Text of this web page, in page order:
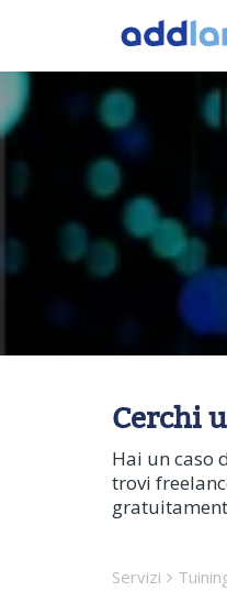
Cerchi
Hai un caso
trovi
Servizi